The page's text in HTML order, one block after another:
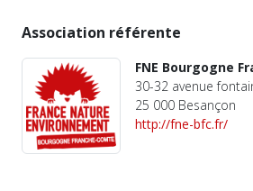
Association référente
FNE Bourgogne
30-32 avenue
25 000 Besançon
http://fne-bfc.fr/